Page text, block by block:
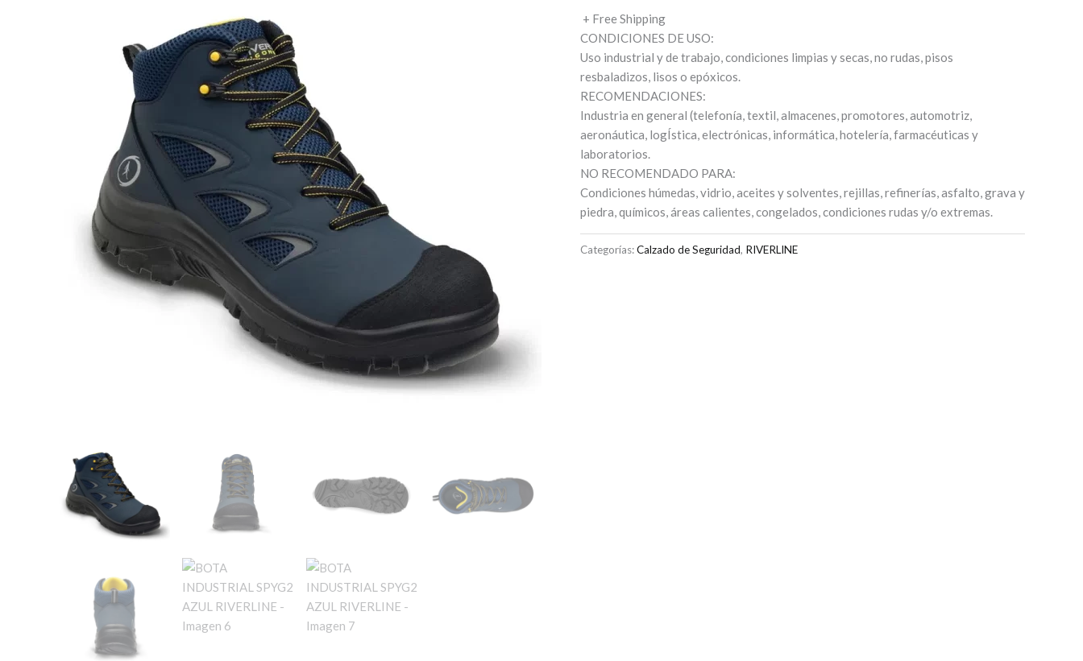
+ Free Shipping
CONDICIONES DE USO:
Uso industrial y de trabajo, condiciones limpias y secas, no rudas, pisos
resbaladizos, lisos o epóxicos.
RECOMENDACIONES:
Industria en general (telefonía, textil, almacenes, promotores, automotriz,
aeronáutica, logÍstica, electrónicas, informática, hotelería, farmacéuticas y
laboratorios.
NO RECOMENDADO PARA:
Condiciones húmedas, vidrio, aceites y solventes, rejillas, refinerías, asfalto, grava y
piedra, químicos, áreas calientes, congelados, condiciones rudas y/o extremas.
Categorías:Calzado de Seguridad, RIVERLINE